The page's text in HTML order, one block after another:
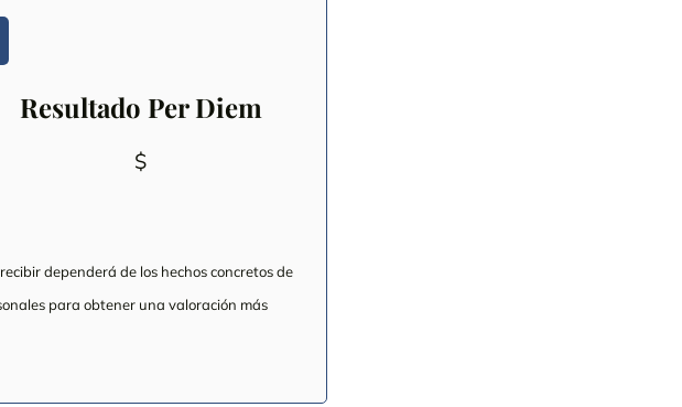
Resultado Per Diem
$
dependerá de los hechos concretos de
para obtener una valoración más